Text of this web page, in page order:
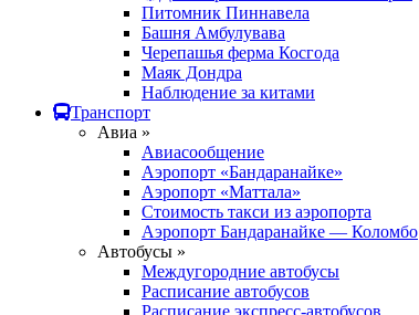
Питомник Пиннавела
Башня Амбулувава
Черепашья ферма Косгода
Маяк Дондра
Наблюдение за китами
Транспорт
Авиа »
Авиасообщение
Аэропорт «Бандаранайке»
Аэропорт «Маттала»
Стоимость такси из аэропорта
Аэропорт Бандаранайке — Коломбо
Автобусы »
Междугородние автобусы
Расписание автобусов
Расписание экспресс-автобусов